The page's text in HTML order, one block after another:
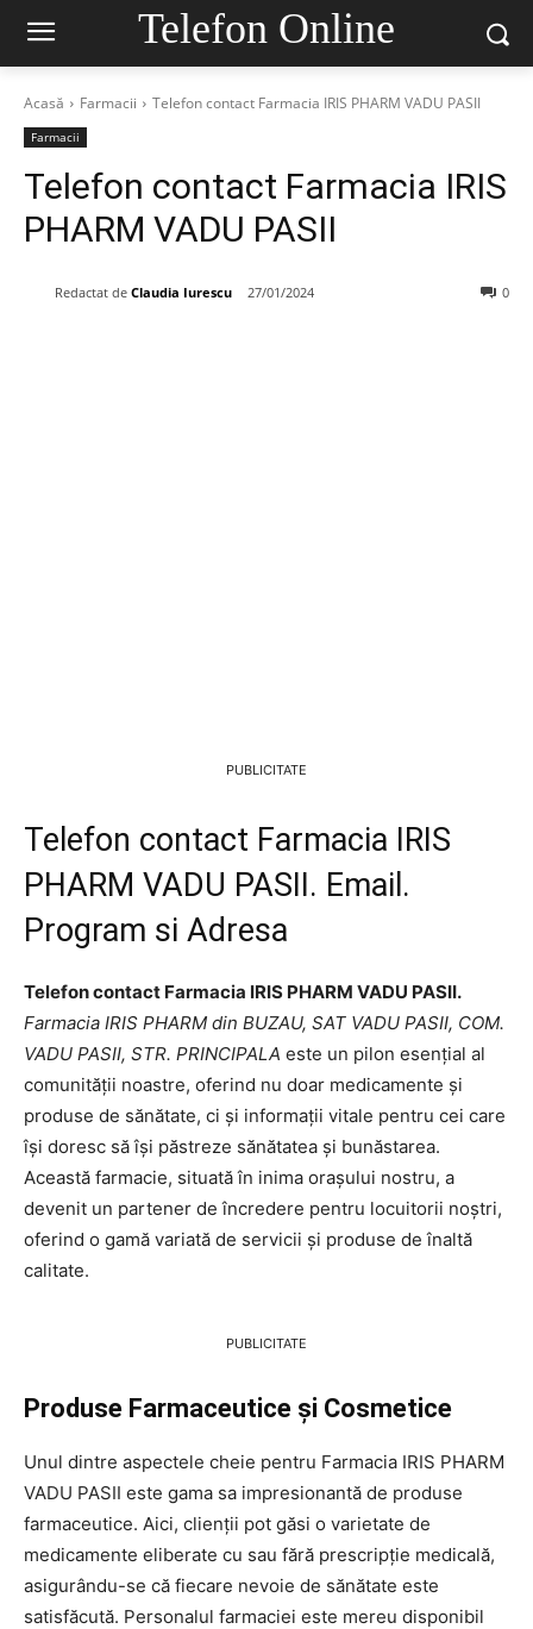
Telefon Online
Acasă Farmacii Telefon contact Farmacia IRIS PHARM VADU PASII
Farmacii
Telefon contact Farmacia IRIS
PHARM VADU PASII
Redactat de Claudia Iurescu 27/01/2024 0
PUBLICITATE
Telefon contact Farmacia IRIS
PHARM VADU PASII. Email.
Program si Adresa
Telefon contact Farmacia IRIS PHARM VADU PASII.
Farmacia IRIS PHARM din BUZAU, SAT VADU PASII, COM.
VADU PASII, STR. PRINCIPALA este un pilon esențial al
comunității noastre, oferind nu doar medicamente și
produse de sănătate, ci și informații vitale pentru cei care
își doresc să își păstreze sănătatea și bunăstarea.
Această farmacie, situată în inima orașului nostru, a
devenit un partener de încredere pentru locuitorii noștri,
oferind o gamă variată de servicii și produse de înaltă
calitate.
PUBLICITATE
Produse Farmaceutice și Cosmetice
Unul dintre aspectele cheie pentru Farmacia IRIS PHARM
VADU PASII este gama sa impresionantă de produse
farmaceutice. Aici, clienții pot găsi o varietate de
medicamente eliberate cu sau fără prescripție medicală,
asigurându-se că fiecare nevoie de sănătate este
satisfăcută. Personalul farmaciei este mereu disponibil